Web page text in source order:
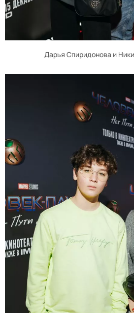
Дарья Спиридонова и